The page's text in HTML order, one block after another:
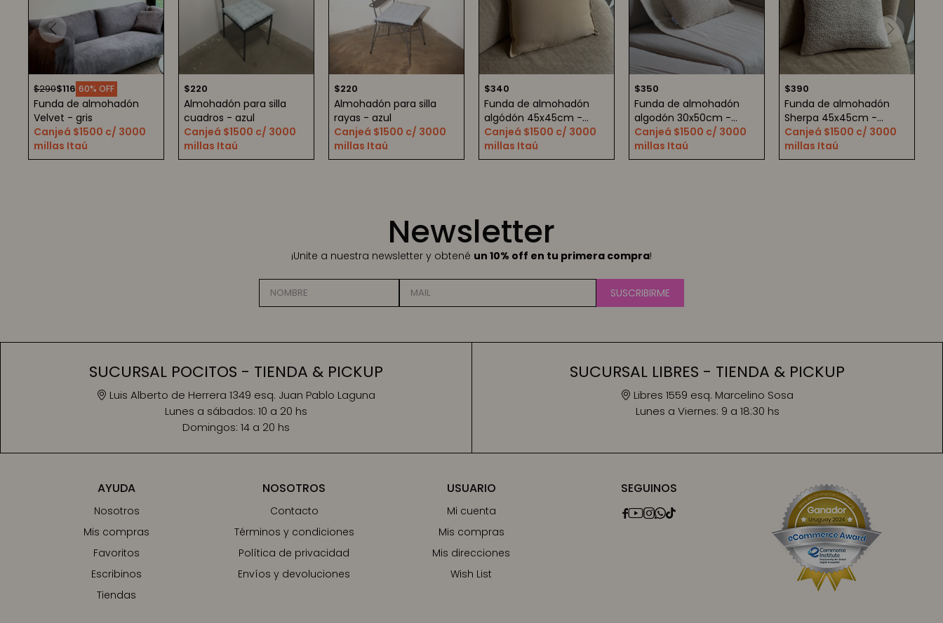
$116
$290 60
Funda de almohadón
Velvet - gris
Canjeá $1500 c/ 3000
millas Itaú
$220
Almohadón para silla
cuadros - azul
Canjeá $1500 c/ 3000
millas Itaú
$220
Almohadón para silla
rayas - azul
Canjeá $1500 c/ 3000
millas Itaú
$340
Funda de almohadón
algódón 45x45cm -
beige
Canjeá $1500 c/ 3000
millas Itaú
$350
Funda de almohadón
algodón 30x50cm -
Beige Waffle
Canjeá $1500 c/ 3000
millas Itaú
$390
Funda de almohadón
Sherpa 45x45cm -
marrón
Canjeá $1500 c/ 3000
millas Itaú
NOSOTROS
Contacto
Términos y condiciones
Política de privacidad
Envíos y devoluciones
AYUDA
Nosotros
Mis compras
Favoritos
Escribinos
Tiendas
USUARIO
Mi cuenta
Mis compras
Mis direcciones
Wish List
SEGUINOS

Newsletter
¡Unite a nuestra newsletter y obtené un 10% off en tu primera compra!
SUSCRIBIRME
SUCURSAL POCITOS - TIENDA & PICKUP
Luis Alberto de Herrera 1349 esq. Juan Pablo Laguna
Lunes a sábados: 10 a 20 hs
Domingos: 14 a 20 hs
SUCURSAL LIBRES - TIENDA & PICKUP
Libres 1559 esq. Marcelino Sosa
Lunes a Viernes: 9 a 18:30 hs